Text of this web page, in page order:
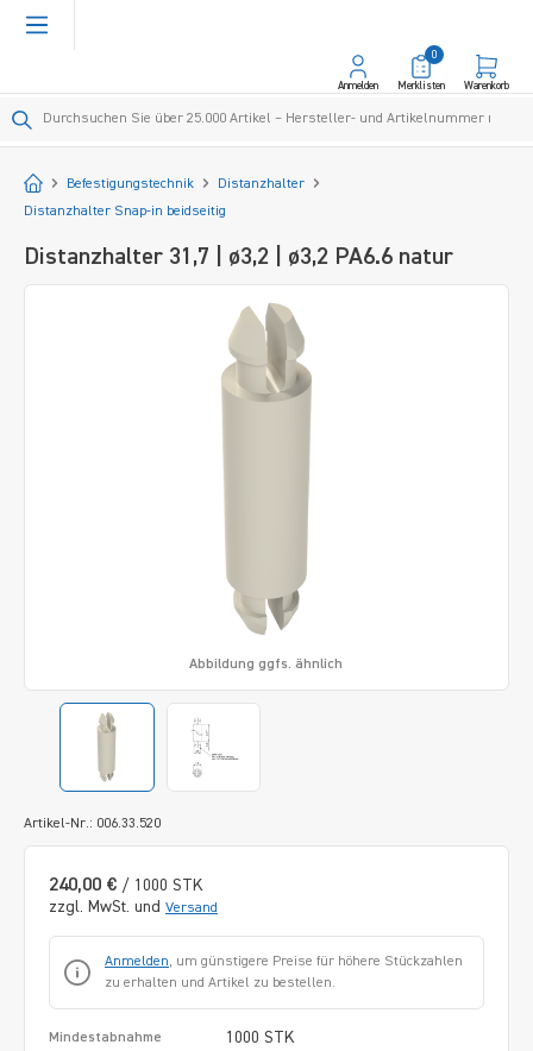
springen
Anmelden Merklisten
0
Warenkorb
Startseite
Befestigungstechnik
Distanzhalter
Distanzhalter Snap-in beidseitig
Distanzhalter 31,7 | ø3,2 | ø3,2 PA6.6 natur
Artikel-Nr.: 006.33.520
Abbildung ggfs. ähnlich
240,00 € / 1000 STK
zzgl. MwSt. und Versand
Anmelden, um günstigere Preise für höhere Stückzahlen
zu erhalten und Artikel zu bestellen.
Mindestabnahme 1000 STK